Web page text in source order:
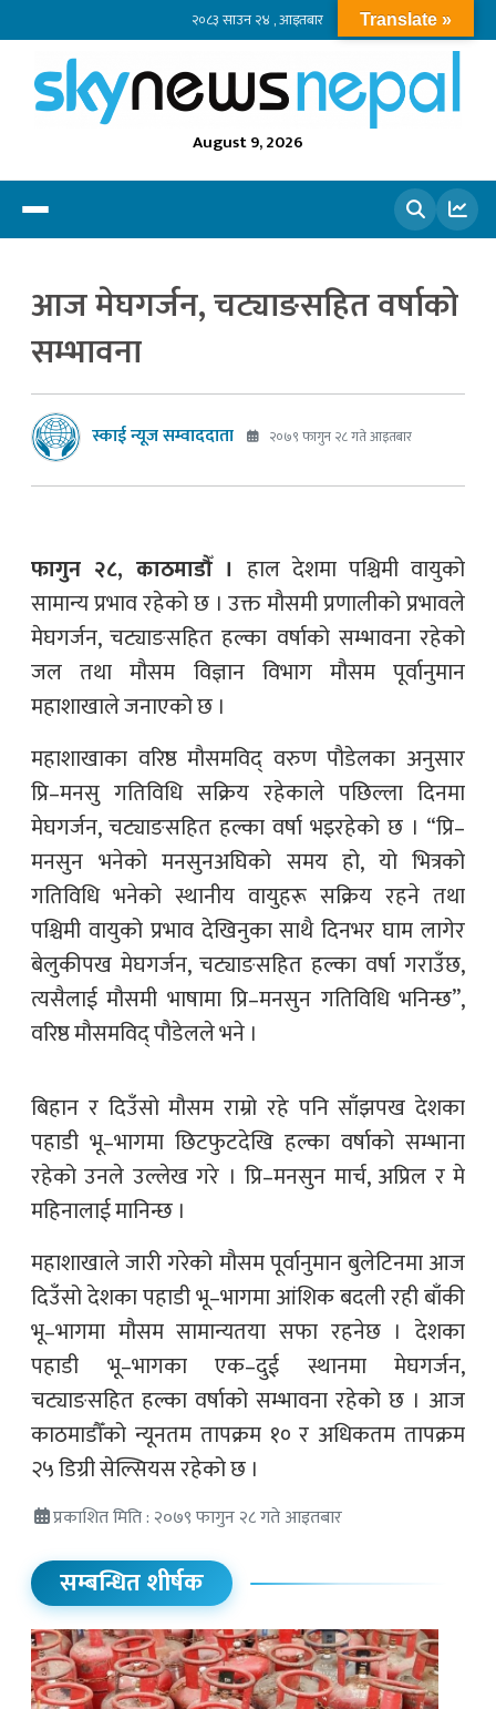
२०८३ साउन २४ , आइतबार
August 9, 2026
आज मेघगर्जन, चट्याङसहित वर्षाको
सम्भावना
स्काई न्यूज सम्वाददाता २०७९ फागुन २८ गते आइतबार
फागुन २८, काठमाडौँ । हाल देशमा पश्चिमी वायुको
सामान्य प्रभाव रहेको छ । उक्त मौसमी प्रणालीको प्रभावले
मेघगर्जन, चट्याङसहित हल्का वर्षाको सम्भावना रहेको
जल तथा मौसम विज्ञान विभाग मौसम पूर्वानुमान
महाशाखाले जनाएको छ ।
महाशाखाका वरिष्ठ मौसमविद् वरुण पौडेलका अनुसार
प्रि–मनसु गतिविधि सक्रिय रहेकाले पछिल्ला दिनमा
मेघगर्जन, चट्याङसहित हल्का वर्षा भइरहेको छ । “प्रि–
मनसुन भनेको मनसुनअघिको समय हो, यो भित्रको
गतिविधि भनेको स्थानीय वायुहरू सक्रिय रहने तथा
पश्चिमी वायुको प्रभाव देखिनुका साथै दिनभर घाम लागेर
बेलुकीपख मेघगर्जन, चट्याङसहित हल्का वर्षा गराउँछ,
त्यसैलाई मौसमी भाषामा प्रि–मनसुन गतिविधि भनिन्छ”,
वरिष्ठ मौसमविद् पौडेलले भने ।
बिहान र दिउँसो मौसम राम्रो रहे पनि साँझपख देशका
पहाडी भू–भागमा छिटफुटदेखि हल्का वर्षाको सम्भाना
रहेको उनले उल्लेख गरे । प्रि–मनसुन मार्च, अप्रिल र मे
महिनालाई मानिन्छ ।
महाशाखाले जारी गरेको मौसम पूर्वानुमान बुलेटिनमा आज
दिउँसो देशका पहाडी भू–भागमा आंशिक बदली रही बाँकी
भू–भागमा मौसम सामान्यतया सफा रहनेछ । देशका
पहाडी भू–भागका एक–दुई स्थानमा मेघगर्जन,
चट्याङसहित हल्का वर्षाको सम्भावना रहेको छ । आज
काठमाडौँको न्यूनतम तापक्रम १० र अधिकतम तापक्रम
२५ डिग्री सेल्सियस रहेको छ ।
प्रकाशित मिति : २०७९ फागुन २८ गते आइतबार
सम्बन्धित शीर्षक
Translate »